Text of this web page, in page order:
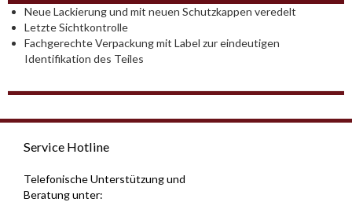
Neue Lackierung und mit neuen Schutzkappen veredelt
Letzte Sichtkontrolle
Fachgerechte Verpackung mit Label zur eindeutigen
Identifikation des Teiles
Service Hotline
Telefonische Unterstützung und
Beratung unter: